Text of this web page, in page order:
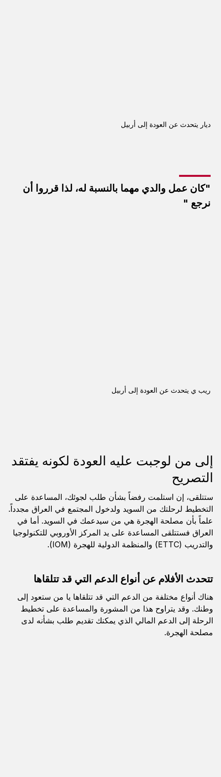
ديار يتحدث عن العودة إلى أربيل
"كان عمل والدي مهما بالنسبة له، لذا قرروا أن
نرجع "
ريب ي يتحدث عن العودة إلى أربيل
إلى من لوجبت عليه العودة لكونه يفتقد
التصريح
ستتلقى، إن استلمت رفضاً بشأن طلب لجوئك، المساعدة على
التخطيط لرحلتك من السويد ولدخول المجتمع في العراق مجدداً.
علماً بأن مصلحة الهجرة هي من سيدعمك في السويد. أما في
العراق فستتلقى المساعدة على يد المركز الأوروبي للتكنولوجيا
والتدريب (ETTC) والمنظمة الدولية للهجرة (IOM).
تتحدث الأفلام عن أنواع الدعم التي قد تتلقاها
هناك أنواع مختلفة من الدعم التي قد تتلقاها يا من ستعود إلى
وطنك. وقد يتراوح هذا من المشورة والمساعدة على تخطيط
الرحلة إلى الدعم المالي الذي يمكنك تقديم طلب بشأنه لدى
مصلحة الهجرة.